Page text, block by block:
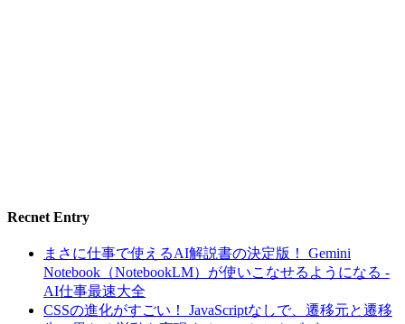
Recnet Entry
まさに仕事で使えるAI解説書の決定版！ Gemini
Notebook（NotebookLM）が使いこなせるようになる -
AI仕事最速大全
CSSの進化がすごい！ JavaScriptなしで、遷移元と遷移